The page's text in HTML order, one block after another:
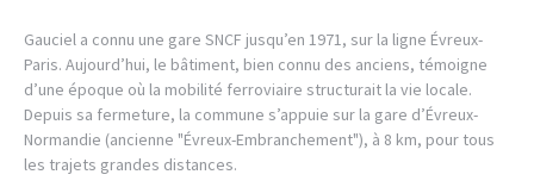
Gauciel a connu une gare SNCF jusqu’en 1971, sur la ligne Évreux-
Paris. Aujourd’hui, le bâtiment, bien connu des anciens, témoigne
d’une époque où la mobilité ferroviaire structurait la vie locale.
Depuis sa fermeture, la commune s’appuie sur la gare d’Évreux-
Normandie (ancienne "Évreux-Embranchement"), à 8 km, pour tous
les trajets grandes distances.